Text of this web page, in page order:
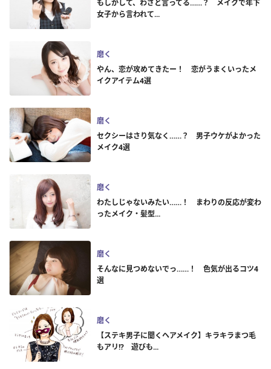
もしかして、わざと言ってる……？ メイクで年下
女子から言われて...
磨く
やん、恋が攻めてきたー！ 恋がうまくいったメ
イクアイテム4選
磨く
セクシーはさり気なく……？ 男子ウケがよかった
メイク4選
磨く
わたしじゃないみたい……！ まわりの反応が変わ
ったメイク・髪型...
磨く
そんなに見つめないでっ……！ 色気が出るコツ4
選
磨く
【ステキ男子に聞くヘアメイク】キラキラまつ毛
もアリ!? 遊びも...